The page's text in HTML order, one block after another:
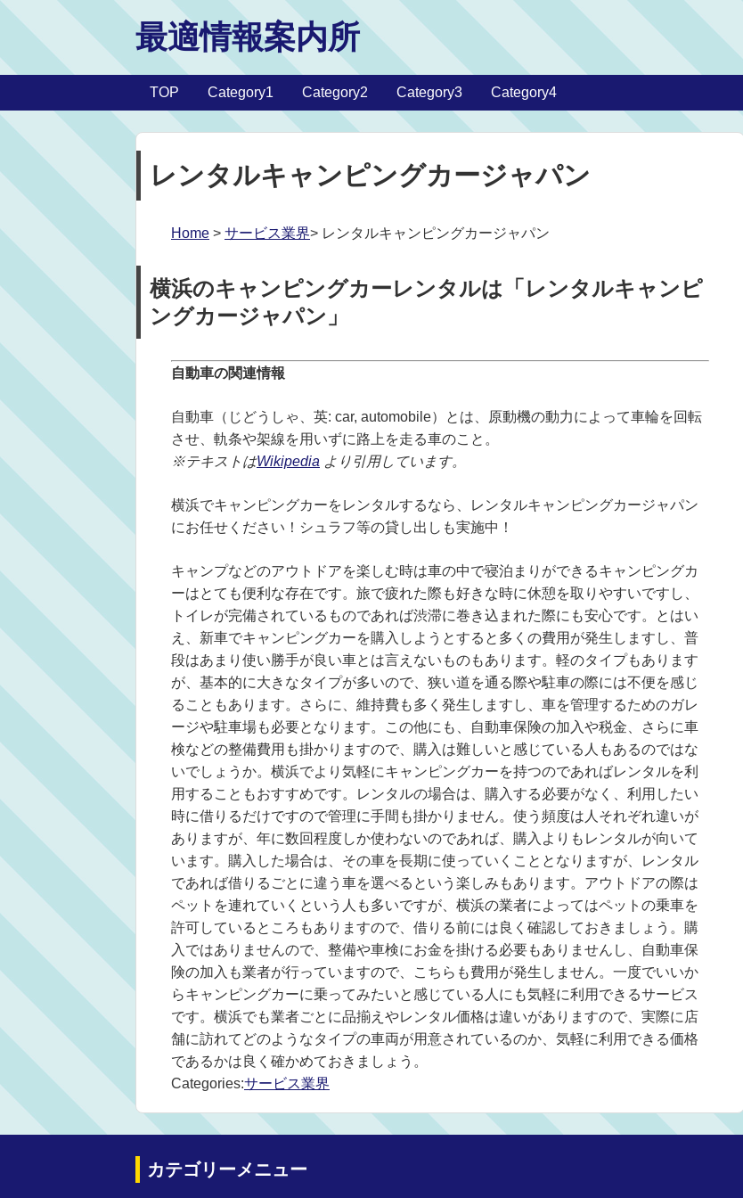
最適情報案内所
TOP Category1 Category2 Category3 Category4
レンタルキャンピングカージャパン
Home > サービス業界> レンタルキャンピングカージャパン
横浜のキャンピングカーレンタルは「レンタルキャンピ
ングカージャパン」
自動車の関連情報
自動車（じどうしゃ、英: car, automobile）とは、原動機の動力によって車輪を回転
させ、軌条や架線を用いずに路上を走る車のこと。
※テキストはWikipedia より引用しています。
横浜でキャンピングカーをレンタルするなら、レンタルキャンピングカージャパン
にお任せください！シュラフ等の貸し出しも実施中！
キャンプなどのアウトドアを楽しむ時は車の中で寝泊まりができるキャンピングカ
ーはとても便利な存在です。旅で疲れた際も好きな時に休憩を取りやすいですし、
トイレが完備されているものであれば渋滞に巻き込まれた際にも安心です。とはい
え、新車でキャンピングカーを購入しようとすると多くの費用が発生しますし、普
段はあまり使い勝手が良い車とは言えないものもあります。軽のタイプもあります
が、基本的に大きなタイプが多いので、狭い道を通る際や駐車の際には不便を感じ
ることもあります。さらに、維持費も多く発生しますし、車を管理するためのガレ
ージや駐車場も必要となります。この他にも、自動車保険の加入や税金、さらに車
検などの整備費用も掛かりますので、購入は難しいと感じている人もあるのではな
いでしょうか。横浜でより気軽にキャンピングカーを持つのであればレンタルを利
用することもおすすめです。レンタルの場合は、購入する必要がなく、利用したい
時に借りるだけですので管理に手間も掛かりません。使う頻度は人それぞれ違いが
ありますが、年に数回程度しか使わないのであれば、購入よりもレンタルが向いて
います。購入した場合は、その車を長期に使っていくこととなりますが、レンタル
であれば借りるごとに違う車を選べるという楽しみもあります。アウトドアの際は
ペットを連れていくという人も多いですが、横浜の業者によってはペットの乗車を
許可しているところもありますので、借りる前には良く確認しておきましょう。購
入ではありませんので、整備や車検にお金を掛ける必要もありませんし、自動車保
険の加入も業者が行っていますので、こちらも費用が発生しません。一度でいいか
らキャンピングカーに乗ってみたいと感じている人にも気軽に利用できるサービス
です。横浜でも業者ごとに品揃えやレンタル価格は違いがありますので、実際に店
舗に訪れてどのようなタイプの車両が用意されているのか、気軽に利用できる価格
であるかは良く確かめておきましょう。
Categories:サービス業界
カテゴリーメニュー